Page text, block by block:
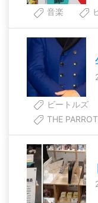
音楽
ビートルズ
THE